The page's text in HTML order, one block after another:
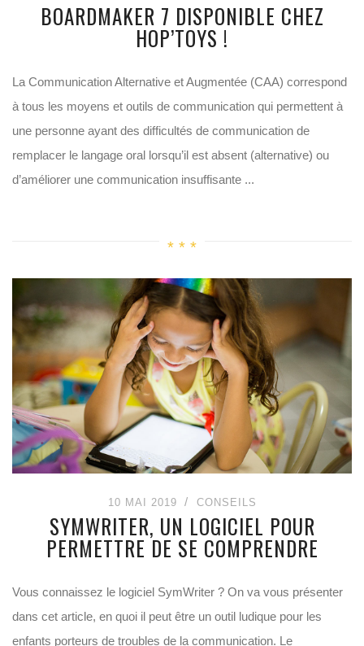
BOARDMAKER 7 DISPONIBLE CHEZ
HOP’TOYS !
La Communication Alternative et Augmentée (CAA) correspond
à tous les moyens et outils de communication qui permettent à
une personne ayant des difficultés de communication de
remplacer le langage oral lorsqu’il est absent (alternative) ou
d’améliorer une communication insuffisante ...
10 MAI 2019 CONSEILS
SYMWRITER, UN LOGICIEL POUR
PERMETTRE DE SE COMPRENDRE
Vous connaissez le logiciel SymWriter ? On va vous présenter
dans cet article, en quoi il peut être un outil ludique pour les
enfants porteurs de troubles de la communication. Le